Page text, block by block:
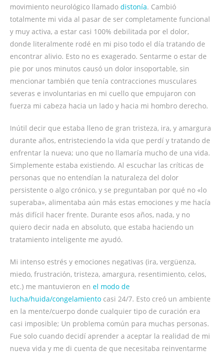
movimiento neurológico llamado distonía. Cambió
totalmente mi vida al pasar de ser completamente funcional
y muy activa, a estar casi 100% debilitada por el dolor,
donde literalmente rodé en mi piso todo el día tratando de
encontrar alivio. Esto no es exagerado. Sentarme o estar de
pie por unos minutos causó un dolor insoportable, sin
mencionar también que tenía contracciones musculares
severas e involuntarias en mi cuello que empujaron con
fuerza mi cabeza hacia un lado y hacia mi hombro derecho.
Inútil decir que estaba lleno de gran tristeza, ira, y amargura
durante años, entristeciendo la vida que perdí y tratando de
enfrentar la nueva; uno que no llamaría mucho de una vida.
Simplemente estaba existiendo. Al escuchar las críticas de
personas que no entendían la naturaleza del dolor
persistente o algo crónico, y se preguntaban por qué no «lo
superaba», alimentaba aún más estas emociones y me hacía
más difícil hacer frente. Durante esos años, nada, y no
quiero decir nada en absoluto, que estaba haciendo un
tratamiento inteligente me ayudó.
Mi intenso estrés y emociones negativas (ira, vergüenza,
miedo, frustración, tristeza, amargura, resentimiento, celos,
etc.) me mantuvieron en el modo de
lucha/huida/congelamiento casi 24/7. Esto creó un ambiente
en la mente/cuerpo donde cualquier tipo de curación era
casi imposible; Un problema común para muchas personas.
Fue solo cuando decidí aprender a aceptar la realidad de mi
nueva vida y me di cuenta de que necesitaba reinventarme